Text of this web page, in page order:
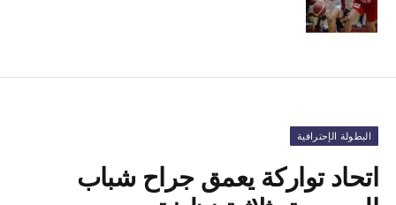
البطولة الإحترافية
اتحاد تواركة يعمق جراح شباب